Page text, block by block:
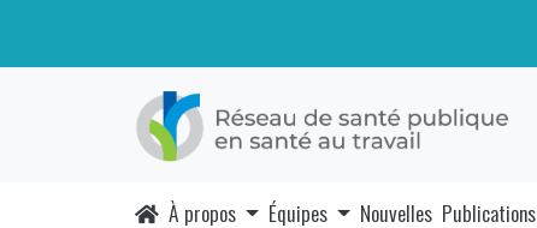
À propos Équipes Nouvelles Publications